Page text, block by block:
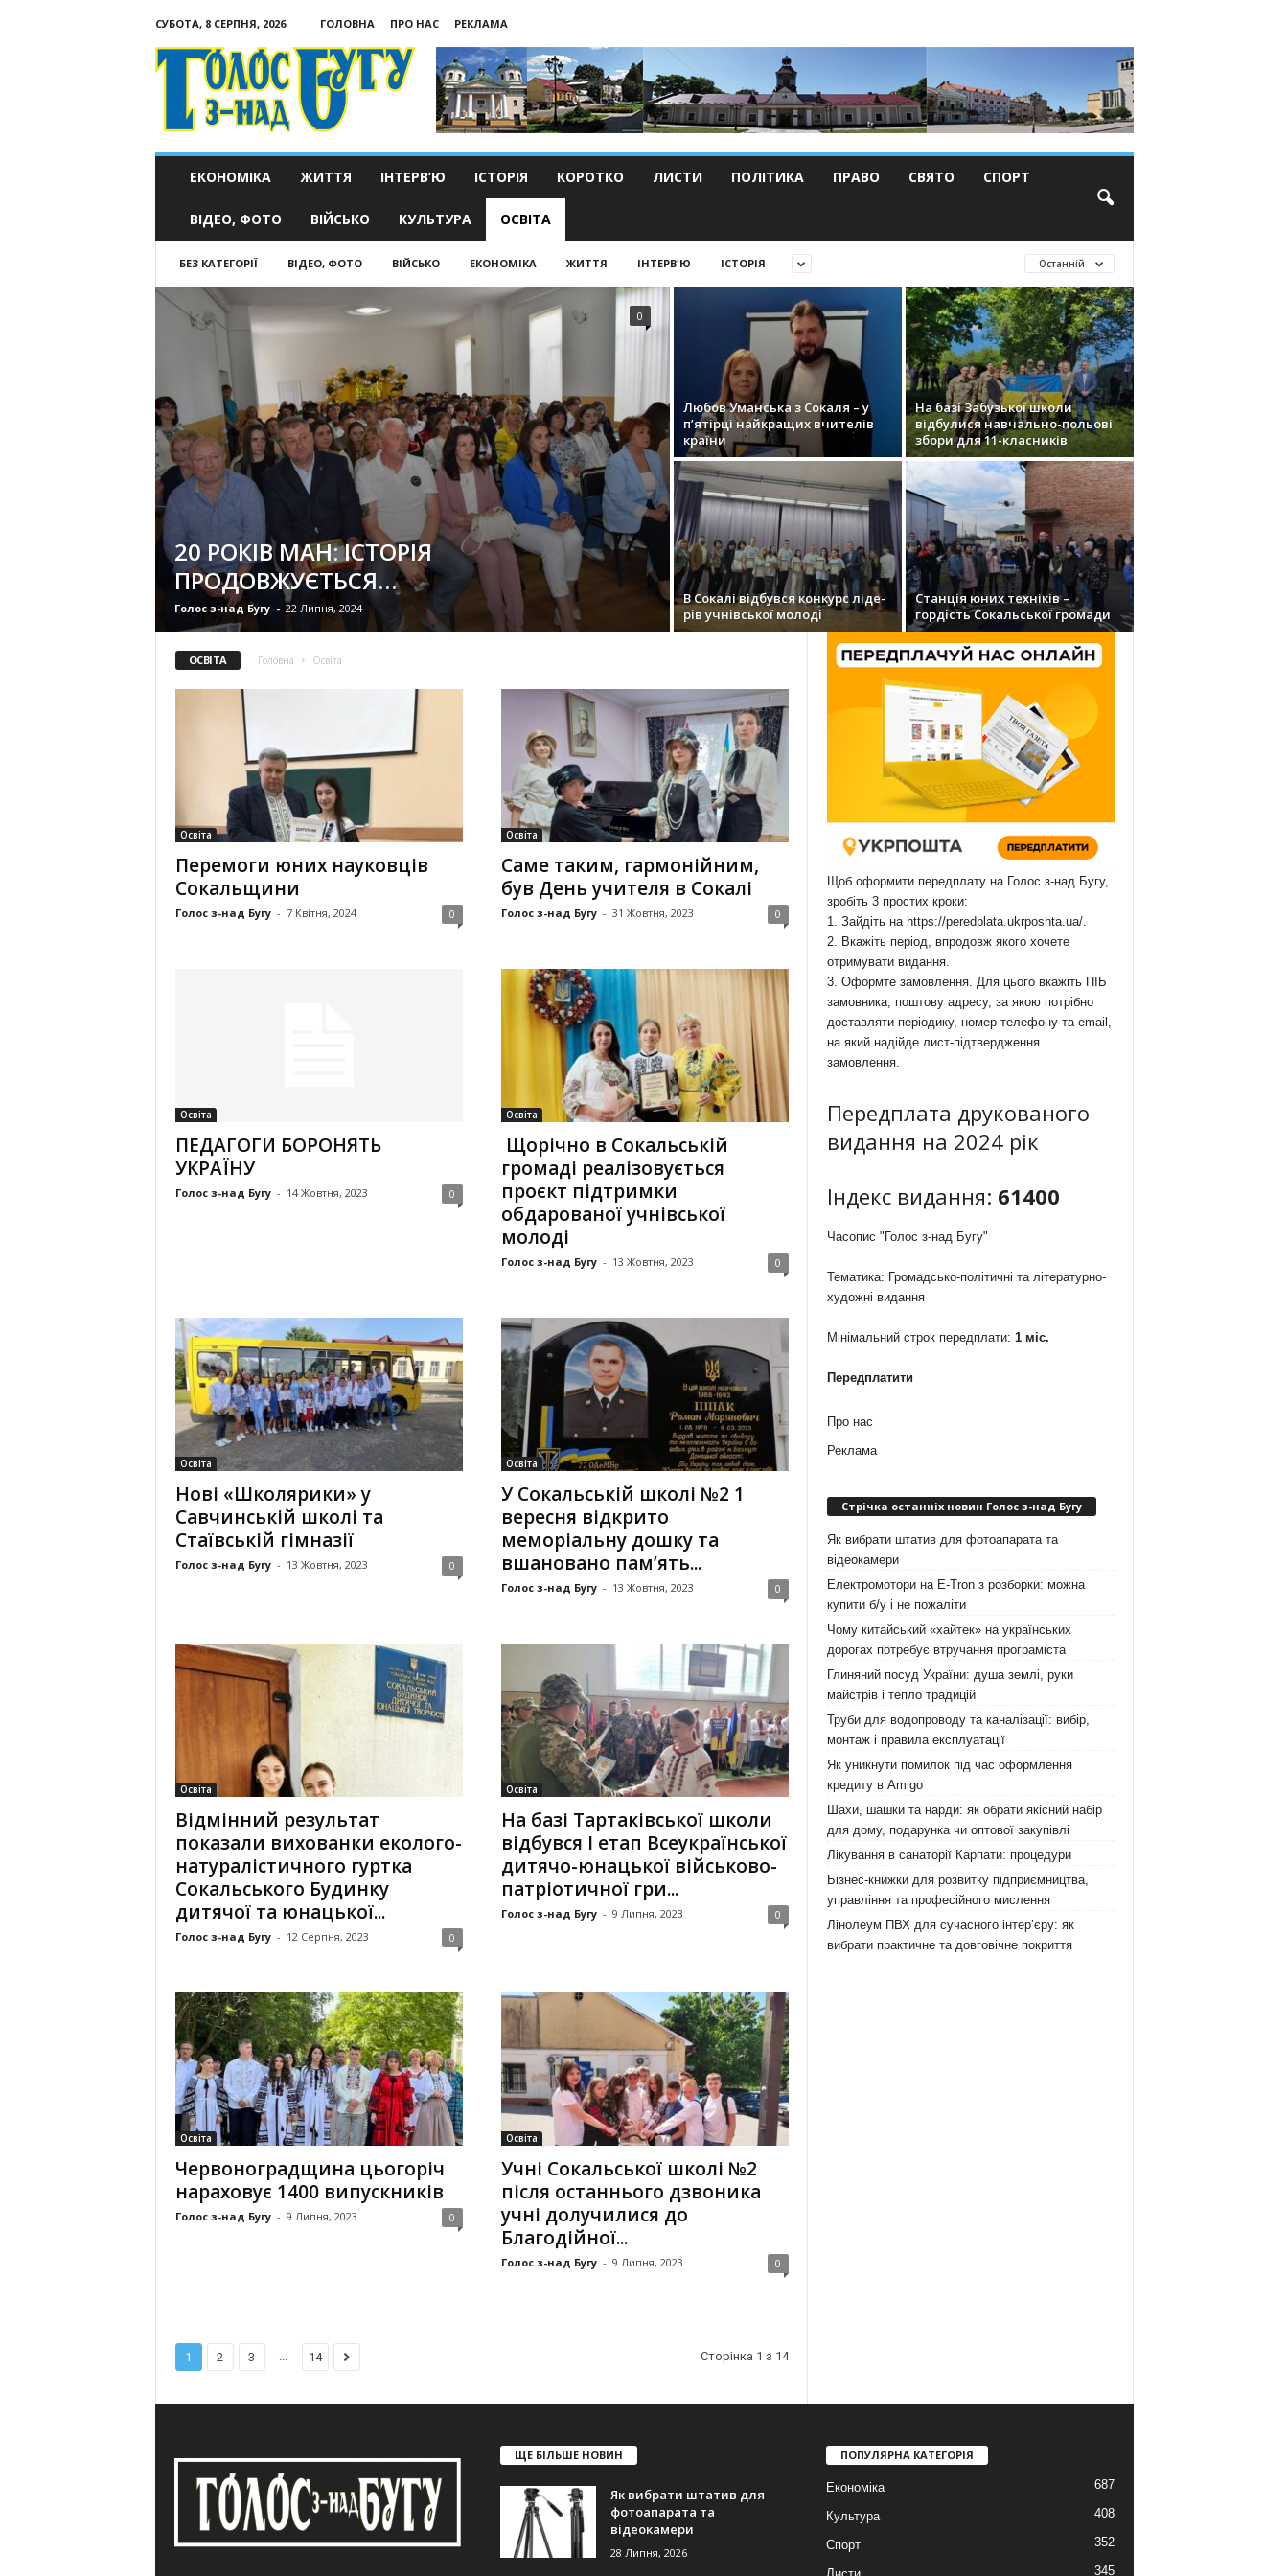
СУБОТА, 8 СЕРПНЯ, 2026 ГОЛОВНА ПРО НАС
РЕКЛАМА
Голос
з-
ЕКОНОМІКА ЖИТТЯ ІНТЕРВ’Ю ІСТОРІЯ КОРОТКО ЛИСТИ ПОЛІТИКА ПРАВО СВЯТО СПОРТ
ВІДЕО, ФОТО ВІЙСЬКО КУЛЬТУРА ОСВІТА
БЕЗ КАТЕГОРІЇ ВІДЕО, ФОТО ВІЙСЬКО ЕКОНОМІКА ЖИТТЯ ІНТЕРВ'Ю ІСТОРІЯ Останній
20 РОКІВ МАН: ІСТОРІЯ
ПРОДОВЖУЄТЬСЯ…
Голос з-над Бугу - 22 Липня, 2024
0
Любов Уман­ська з Сокаля – у
п’ятірці найкращих вчителів
країни
На базі Забузької школи
відбулися навчально-польові
збори для 11-класників
В Сокалі від­бувся конкурс ліде­
рів учнівської молоді
Станція юних техніків –
гордість Сокальської громади
ОСВІТА Головна Освіта
Освіта
Перемоги юних науковців
Сокальщини
Голос з-над Бугу - 7 Квітня, 2024 0
Освіта
Саме таким, гармонійним,
був День учителя в Сокалі
Голос з-над Бугу - 31 Жовтня, 2023 0
Освіта
ПЕДАГОГИ БОРОНЯТЬ
УКРАЇНУ
Голос з-над Бугу - 14 Жовтня, 2023 0
Освіта
Щорічно в Сокальській
громаді реалізовується
проєкт підтримки
обдарованої учнівської
молоді
Голос з-над Бугу - 13 Жовтня, 2023 0
Освіта
Нові «Школярики» у
Савчинській школі та
Стаївській гімназії
Голос з-над Бугу - 13 Жовтня, 2023 0
Освіта
У Сокальській школі №2 1
вересня відкрито
меморіальну дошку та
вшановано пам’ять...
Голос з-над Бугу - 13 Жовтня, 2023 0
Освіта
Відмінний результат
показали вихованки еколого-
натуралістичного гуртка
Сокальського Будинку
дитячої та юнацької...
Голос з-над Бугу - 12 Серпня, 2023 0
Освіта
На базі Тартаківської школи
відбувся І етап Всеукраїнської
дитячо-юнацької вій­ськово-
патріотичної гри...
Голос з-над Бугу - 9 Липня, 2023 0
Освіта
Червоноградщина цьогоріч
нараховує 1400 випускників
Голос з-над Бугу - 9 Липня, 2023 0
Освіта
Учні Сокальської школі №2
після остан­нього дзвоника
учні долучилися до
Благодійної...
Голос з-над Бугу - 9 Липня, 2023 0
1 2 3 ... 14 Сторінка 1 з 14
Щоб оформити передплату на Голос з-над Бугу,
зробіть 3 простих кроки:
1. Зайдіть на https://peredplata.ukrposhta.ua/.
2. Вкажіть період, впродовж якого хочете
отримувати видання.
3. Оформте замовлення. Для цього вкажіть ПІБ
замовника, поштову адресу, за якою потрібно
доставляти періодику, номер телефону та email,
на який надійде лист-підтвердження
замовлення.
Передплата друкованого
видання на 2024 рік
Індекс видання: 61400
Часопис "Голос з-над Бугу"
Тематика: Громадсько-політичні та літературно-
художні видання
Мінімальний строк передплати: 1 міс.
Передплатити
Про нас
Реклама
Стрічка останніх новин Голос з-над Бугу
Як вибрати штатив для фотоапарата та
відеокамери
Електромотори на E-Tron з розборки: можна
купити б/у і не пожаліти
Чому китайський «хайтек» на українських
дорогах потребує втручання програміста
Глиняний посуд України: душа землі, руки
майстрів і тепло традицій
Труби для водопроводу та каналізації: вибір,
монтаж і правила експлуатації
Як уникнути помилок під час оформлення
кредиту в Amigo
Шахи, шашки та нарди: як обрати якісний набір
для дому, подарунка чи оптової закупівлі
Лікування в санаторії Карпати: процедури
Бізнес-книжки для розвитку підприємництва,
управління та професійного мислення
Лінолеум ПВХ для сучасного інтер’єру: як
вибрати практичне та довговічне покриття
ЩЕ БІЛЬШЕ НОВИН
Як вибрати штатив для
фотоапарата та
відеокамери
28 Липня, 2026
ПОПУЛЯРНА КАТЕГОРІЯ
Економіка 687
Культура 408
Спорт 352
345